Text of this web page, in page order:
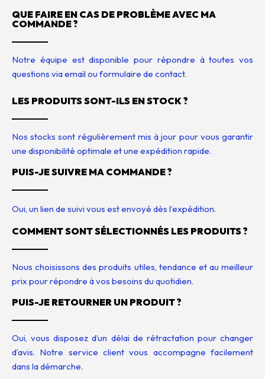
QUE FAIRE EN CAS DE PROBLÈME AVEC MA
COMMANDE ?
Notre équipe est disponible pour répondre à toutes vos
questions via email ou formulaire de contact.
LES PRODUITS SONT-ILS EN STOCK ?
Nos stocks sont régulièrement mis à jour pour vous garantir
une disponibilité optimale et une expédition rapide.
PUIS-JE SUIVRE MA COMMANDE ?
Oui, un lien de suivi vous est envoyé dès l’expédition.
COMMENT SONT SÉLECTIONNÉS LES PRODUITS ?
Nous choisissons des produits utiles, tendance et au meilleur
prix pour répondre à vos besoins du quotidien.
PUIS-JE RETOURNER UN PRODUIT ?
Oui, vous disposez d’un délai de rétractation pour changer
d’avis. Notre service client vous accompagne facilement
dans la démarche.